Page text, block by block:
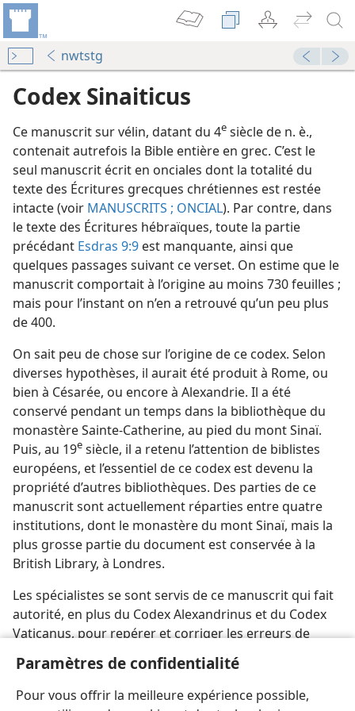
Paramètres de confidentialité
Pour vous offrir la meilleure expérience possible,
nwtstg
de Marc
de Marc
Codex Sinaiticus
Ce manuscrit sur vélin, datant du 4e siècle de n. è.,
contenait autrefois la Bible entière en grec. C’est le
seul manuscrit écrit en onciales dont la totalité du
texte des Écritures grecques chrétiennes est restée
intacte (voir MANUSCRITS ; ONCIAL). Par contre, dans
le texte des Écritures hébraïques, toute la partie
précédant Esdras 9:9 est manquante, ainsi que
quelques passages suivant ce verset. On estime que le
manuscrit comportait à l’origine au moins 730 feuilles ;
mais pour l’instant on n’en a retrouvé qu’un peu plus
de 400.
On sait peu de chose sur l’origine de ce codex. Selon
diverses hypothèses, il aurait été produit à Rome, ou
bien à Césarée, ou encore à Alexandrie. Il a été
conservé pendant un temps dans la bibliothèque du
monastère Sainte-Catherine, au pied du mont Sinaï.
Puis, au 19e siècle, il a retenu l’attention de biblistes
européens, et l’essentiel de ce codex est devenu la
propriété d’autres bibliothèques. Des parties de ce
manuscrit sont actuellement réparties entre quatre
institutions, dont le monastère du mont Sinaï, mais la
plus grosse partie du document est conservée à la
British Library, à Londres.
Les spécialistes se sont servis de ce manuscrit qui fait
autorité, en plus du Codex Alexandrinus et du Codex
Vaticanus, pour repérer et corriger les erreurs de
manuscrits plus récents de la Bible (voir galerie
multimédia, «Codex Sinaiticus et conclusion de